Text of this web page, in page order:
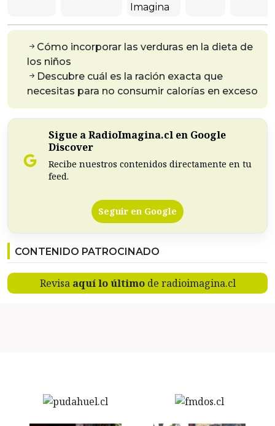
Imagina
Cómo incorporar las verduras en la dieta de
los niños
Descubre cuál es la ración exacta que
necesitas para no consumir calorías en exceso
Sigue a RadioImagina.cl en Google
Discover
Recibe nuestros contenidos directamente en tu
feed.
Seguir en Google
CONTENIDO PATROCINADO
Revisa aquí lo últimode radioimagina.cl